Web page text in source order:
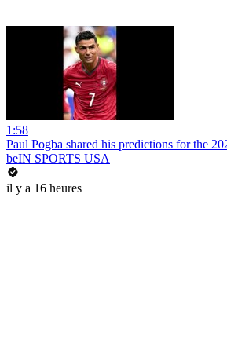
1:58
Paul Pogba shared his predictions for the
beIN SPORTS USA
il y a 16 heures